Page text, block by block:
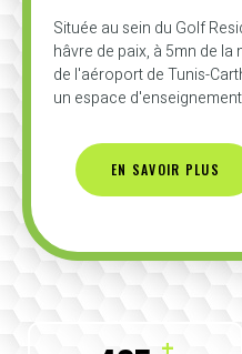
Située au sein du Golf
hâvre de paix, à 5mn de
de l'aéroport de Tunis-
un espace
EN SAVOIR PLUS